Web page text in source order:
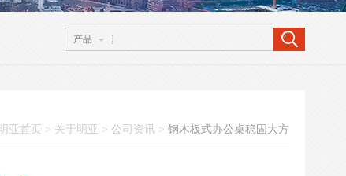
产品
亚首页 > 关于明亚 > 公司资讯 > 钢木板式办公桌稳固大方